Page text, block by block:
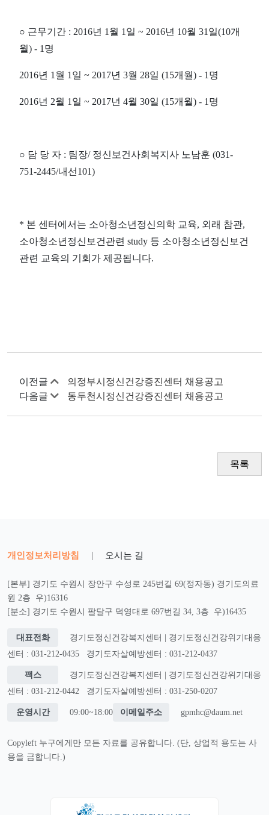
○ 근무기간 : 2016년 1 월 1 일 ~ 2016년 10월 31 일(10개
월) - 1 명
2016년 1 월 1 일 ~ 2017년 3월 28일 (15개월) - 1 명
2016년 2월 1 일 ~ 2017년 4월 30일 (15개월) - 1 명
○ 담 당 자 : 팀장/ 정신보건사회복지사 노남훈 (031-
751-2445/내선 101)
* 본 센터에서는 소아청소년정신의학 교육, 외래 참관,
소아청소년정신보건관련 study 등 소아청소년정신보건
관련 교육의 기회가 제공됩니다.
이전글
의정부시정신건강증진센터 채용공고
다음글
동두천시정신건강증진센터 채용공고
목록
개인정보처리방침 | 오시는 길
[본부] 경기도 수원시 장안구 수성로 245번길 69(정자동) 경기도의료
원 2층 우)16316
[분소] 경기도 수원시 팔달구 덕영대로 697번길 34, 3층 우)16435
대표전화
경기도정신건강복지센터 | 경기도정신건강위기대응
센터 : 031-212-0435
경기도자살예방센터 : 031-212-0437
팩스
경기도정신건강복지센터 | 경기도정신건강위기대응
센터 : 031-212-0442
경기도자살예방센터 : 031-250-0207
운영시간 09:00~18:00 이메일주소 gpmhc@daum.net
Copyleft 누구에게만 모든 자료를 공유합니다. (단, 상업적 용도는 사
용을 금합니다.)